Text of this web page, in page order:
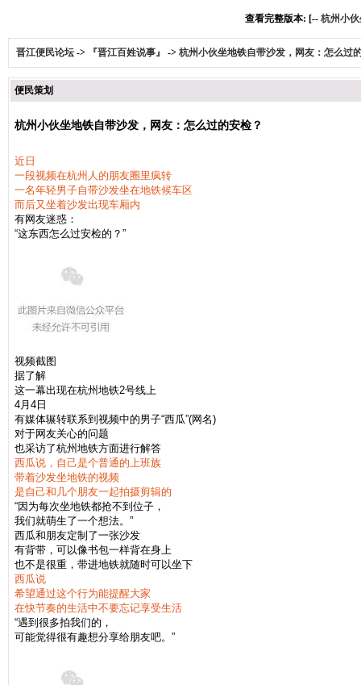
查看完整版本: [-- 杭州小
晋江便民论坛 -> 『晋江百姓说事』 -> 杭州小伙坐地铁自带沙发，网友：怎么过
便民策划
杭州小伙坐地铁自带沙发，网友：怎么过的安检？
近日
一段视频在杭州人的朋友圈里疯转
一名年轻男子自带沙发坐在地铁候车区
而后又坐着沙发出现车厢内
有网友迷惑：
“这东西怎么过安检的？”
视频截图
据了解
这一幕出现在杭州地铁2号线上
4月4日
有媒体辗转联系到视频中的男子“西瓜”(网名)
对于网友关心的问题
也采访了杭州地铁方面进行解答
西瓜说，自己是个普通的上班族
带着沙发坐地铁的视频
是自己和几个朋友一起拍摄剪辑的
“因为每次坐地铁都抢不到位子，
我们就萌生了一个想法。”
西瓜和朋友定制了一张沙发
有背带，可以像书包一样背在身上
也不是很重，带进地铁就随时可以坐下
西瓜说
希望通过这个行为能提醒大家
在快节奏的生活中不要忘记享受生活
“遇到很多拍我们的，
可能觉得很有趣想分享给朋友吧。”